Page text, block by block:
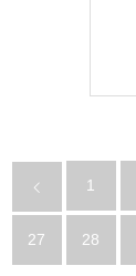
1
27 28